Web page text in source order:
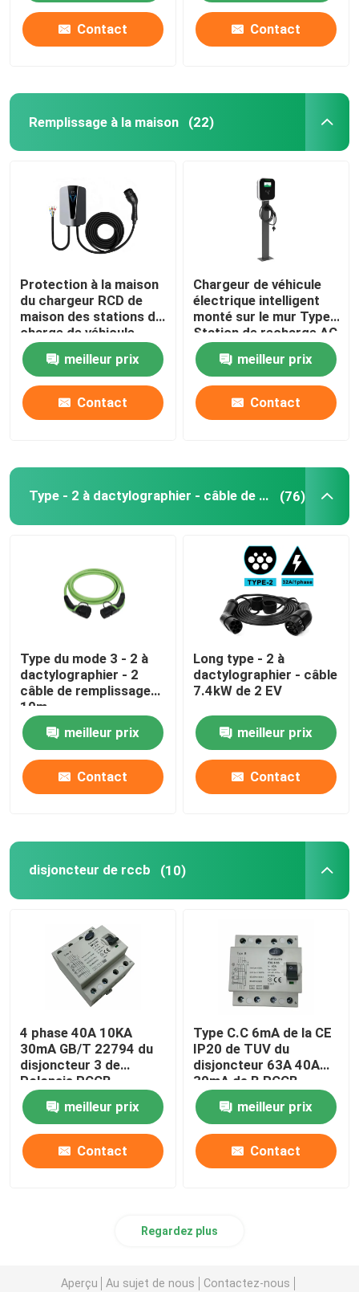
Contact Contact
Remplissage à la maison (22)
Protection à la maison
du chargeur RCD de
maison des stations de
charge de véhicule
électrique de veste de
TPU 22kwmeilleur prix
Contact
Chargeur de véhicule
électrique intelligent
monté sur le mur Type2
Station de recharge AC
Argent câble de 5 m
7.4-11-22KW
meilleur prix
Contact
Type - 2 à dactylographier - câble de 2 EV (76)
Type du mode 3 - 2 à
dactylographier - 2
câble de remplissage
10m
meilleur prix
Contact
Long type - 2 à
dactylographier - câble
7.4kW de 2 EV
meilleur prix
Contact
disjoncteur de rccb (10)
4 phase 40A 10KA
30mA GB/T 22794 du
disjoncteur 3 de
Polonais RCCB
meilleur prix
Contact
Type C.C 6mA de la CE
IP20 de TUV du
disjoncteur 63A 40A
30mA de B RCCB
meilleur prix
Contact
Regardez plus
Aperçu Au sujet de nous Contactez-nous